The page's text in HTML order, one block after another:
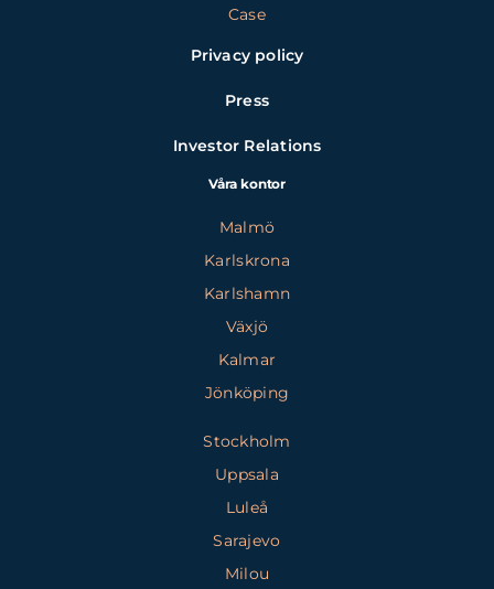
Case
Privacy policy
Press
Investor Relations
Våra kontor
Malmö
Karlskrona
Karlshamn
Växjö
Kalmar
Jönköping
Stockholm
Uppsala
Luleå
Sarajevo
Milou